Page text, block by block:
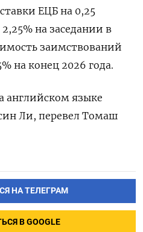
ЕЦБ на 0,25
‌на заседании в
заимствований
​на конец 2026 года.
английском языке
Ли, перевел Томаш
НА ТЕЛЕГРАМ
В GOOGLE